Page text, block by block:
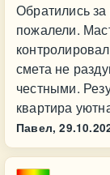
Обратились
пожалели.
смета не
честными.
квартира
Павел,